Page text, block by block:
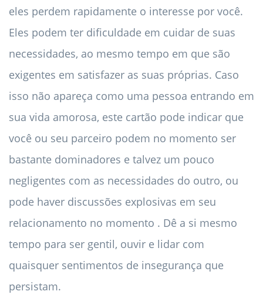
eles perdem rapidamente o interesse por você.
Eles podem ter dificuldade em cuidar de suas
necessidades, ao mesmo tempo em que são
exigentes em satisfazer as suas próprias. Caso
isso não apareça como uma pessoa entrando em
sua vida amorosa, este cartão pode indicar que
você ou seu parceiro podem no momento ser
bastante dominadores e talvez um pouco
negligentes com as necessidades do outro, ou
pode haver discussões explosivas em seu
relacionamento no momento . Dê a si mesmo
tempo para ser gentil, ouvir e lidar com
quaisquer sentimentos de insegurança que
persistam.